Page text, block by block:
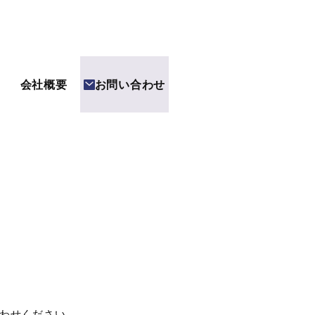
会社概要 お問い合わせ